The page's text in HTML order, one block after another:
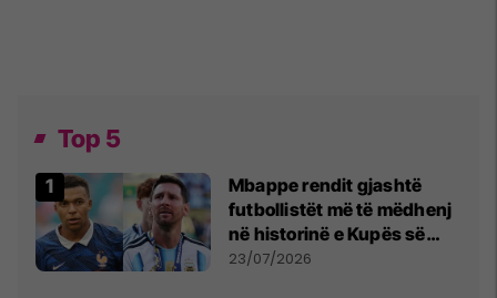
Top 5
Mbappe rendit gjashtë
futbollistët më të mëdhenj
në historinë e Kupës së
Botës, Messi mbetet i dyti
23/07/2026